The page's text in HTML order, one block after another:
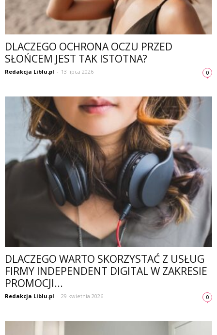
DLACZEGO OCHRONA OCZU PRZED
SŁOŃCEM JEST TAK ISTOTNA?
Redakcja Liblu.pl - 13 lipca 2026 0
DLACZEGO WARTO SKORZYSTAĆ Z USŁUG
FIRMY INDEPENDENT DIGITAL W ZAKRESIE
PROMOCJI...
Redakcja Liblu.pl - 29 kwietnia 2026 0